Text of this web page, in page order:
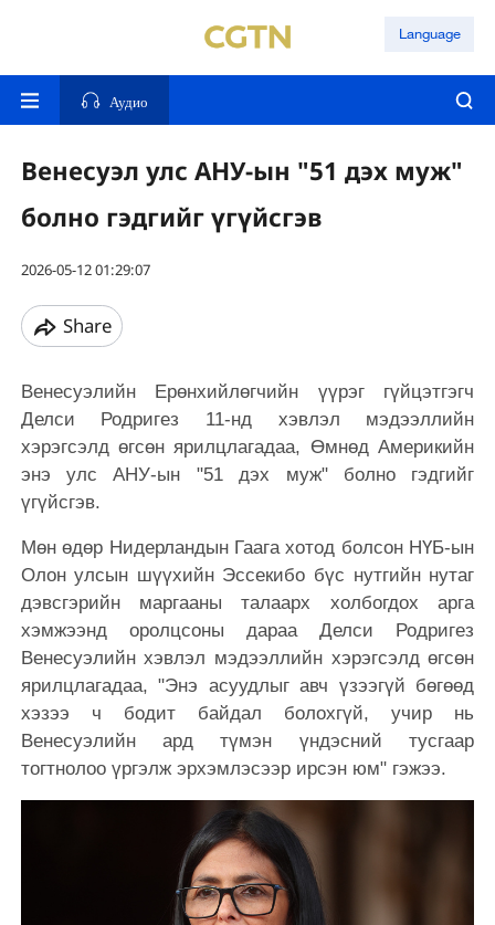
Language
Аудио
Венесуэл улс АНУ-ын "51 дэх муж"
болно гэдгийг үгүйсгэв
2026-05-12 01:29:07
Share
Венесуэлийн Ерөнхийлөгчийн үүрэг гүйцэтгэгч
Делси Родригез 11-нд хэвлэл мэдээллийн
хэрэгсэлд өгсөн ярилцлагадаа, Өмнөд Америкийн
энэ улс АНУ-ын "51 дэх муж" болно гэдгийг
үгүйсгэв.
Мөн өдөр Нидерландын Гаага хотод болсон НҮБ-ын
Олон улсын шүүхийн Эссекибо бүс нутгийн нутаг
дэвсгэрийн маргааны талаарх холбогдох арга
хэмжээнд оролцсоны дараа Делси Родригез
Венесуэлийн хэвлэл мэдээллийн хэрэгсэлд өгсөн
ярилцлагадаа, "Энэ асуудлыг авч үзээгүй бөгөөд
хэзээ ч бодит байдал болохгүй, учир нь
Венесуэлийн ард түмэн үндэсний тусгаар
тогтнолоо үргэлж эрхэмлэсээр ирсэн юм" гэжээ.